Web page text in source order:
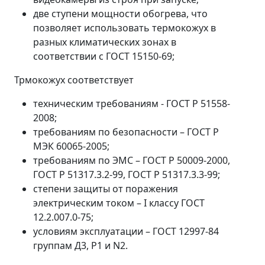
две ступени мощности обогрева, что
позволяет использовать термокожух в
разных климатических зонах в
соответствии с ГОСТ 15150-69;
Трмокожух соответствует
техническим требованиям - ГОСТ Р 51558-
2008;
требованиям по безопасности – ГОСТ Р
МЭК 60065-2005;
требованиям по ЭМС – ГОСТ Р 50009-2000,
ГОСТ Р 51317.3.2-99, ГОСТ Р 51317.3.3-99;
степени защиты от поражения
электрическим током – I классу ГОСТ
12.2.007.0-75;
условиям эксплуатации – ГОСТ 12997-84
группам Д3, Р1 и N2.